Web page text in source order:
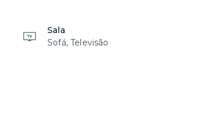
Sala
Sofá, Televisão